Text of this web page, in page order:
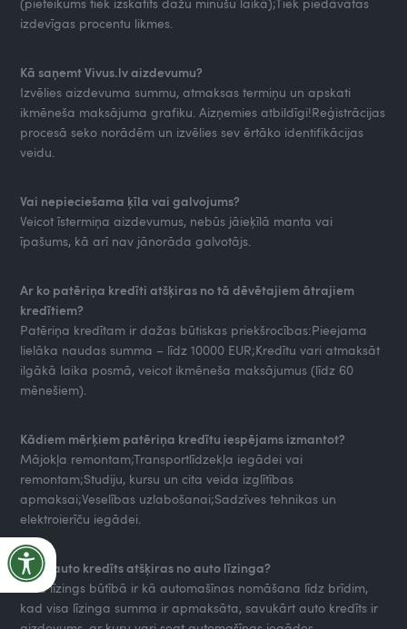
izdevīgas procentu likmes.
Kā saņemt Vivus.lv aizdevumu?
Izvēlies aizdevuma summu, atmaksas termiņu un apskati
ikmēneša maksājuma grafiku. Aizņemies atbildīgi!Reģistrācijas
procesā seko norādēm un izvēlies sev ērtāko identifikācijas
veidu.
Vai nepieciešama ķīla vai galvojums?
Veicot īstermiņa aizdevumus, nebūs jāieķīlā manta vai
īpašums, kā arī nav jānorāda galvotājs.
Ar ko patēriņa kredīti atšķiras no tā dēvētajiem ātrajiem
kredītiem?
Patēriņa kredītam ir dažas būtiskas priekšrocības:Pieejama
lielāka naudas summa – līdz 10000 EUR;Kredītu vari atmaksāt
ilgākā laika posmā, veicot ikmēneša maksājumus (līdz 60
mēnešiem).
Kādiem mērķiem patēriņa kredītu iespējams izmantot?
Mājokļa remontam;Transportlīdzekļa iegādei vai
remontam;Studiju, kursu un cita veida izglītības
apmaksai;Veselības uzlabošanai;Sadzīves tehnikas un
elektroierīču iegādei.
Ar ko auto kredīts atšķiras no auto līzinga?
Auto līzings būtībā ir kā automašīnas nomāšana līdz brīdim,
kad visa līzinga summa ir apmaksāta, savukārt auto kredīts ir